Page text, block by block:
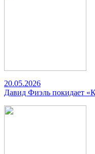
20.05.2026
Давид Фиэль покидает